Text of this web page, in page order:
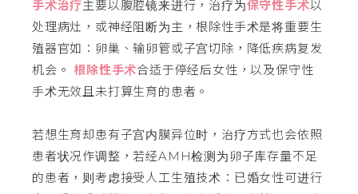
手术治疗主要以腹腔镜来进行，治疗为保守性手术以
处理病灶，或神经阻断为主，根除性手术是将重要生
殖器官如：卵巢、输卵管或子宫切除，降低疾病复发
机会。 根除性手术合适于停经后女性，以及保守性
手术无效且未打算生育的患者。
若想生育却患有子宫内膜异位时，治疗方式也会依照
患者状况作调整，若经AMH检测为卵子库存量不足
的患者，则考虑接受人工生殖技术：已婚女性可进行